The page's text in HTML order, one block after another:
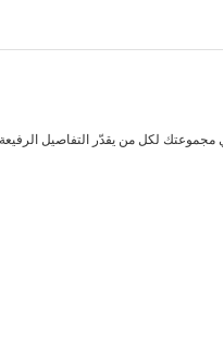
مجموعتك لكل من يقدّر التفاصيل